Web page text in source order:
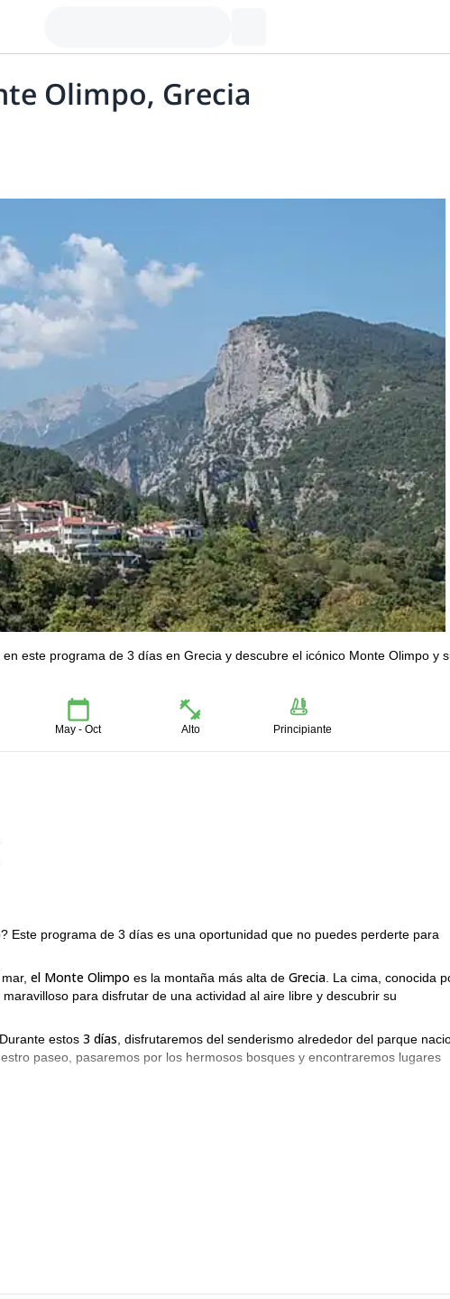
Olimpo, Grecia
este programa de 3 días en Grecia y descubre el icónico Monte Olimpo y
May - Oct Alto Principiante
Este programa de 3 días es una oportunidad que no puedes perderte para
el Monte Olimpo es la montaña más alta de Grecia . La cima, conocida
para disfrutar de una actividad al aire libre y descubrir su
estos 3 días , disfrutaremos del senderismo alrededor del parque
paseo, pasaremos por los hermosos bosques y encontraremos lugares
Entonces no dudes en enviar la solicitud y reserva tu lugar. ¡Estaré